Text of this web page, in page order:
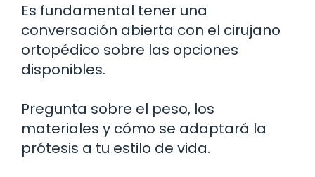
Es fundamental tener una
conversación abierta con el cirujano
ortopédico sobre las opciones
disponibles.
Pregunta sobre el peso, los
materiales y cómo se adaptará la
prótesis a tu estilo de vida.